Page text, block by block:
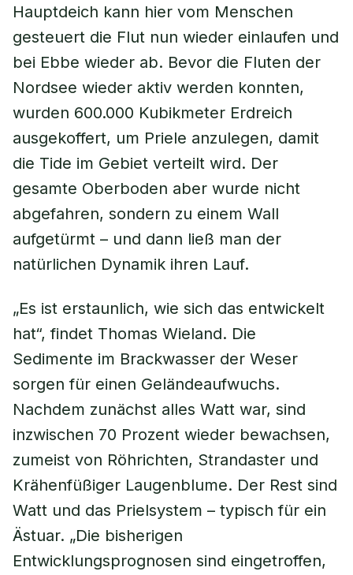
Hauptdeich kann hier vom Menschen
gesteuert die Flut nun wieder einlaufen und
bei Ebbe wieder ab. Bevor die Fluten der
Nordsee wieder aktiv werden konnten,
wurden 600.000 Kubikmeter Erdreich
ausgekoffert, um Priele anzulegen, damit
die Tide im Gebiet verteilt wird. Der
gesamte Oberboden aber wurde nicht
abgefahren, sondern zu einem Wall
aufgetürmt – und dann ließ man der
natürlichen Dynamik ihren Lauf.
„Es ist erstaunlich, wie sich das entwickelt
hat“, findet Thomas Wieland. Die
Sedimente im Brackwasser der Weser
sorgen für einen Geländeaufwuchs.
Nachdem zunächst alles Watt war, sind
inzwischen 70 Prozent wieder bewachsen,
zumeist von Röhrichten, Strandaster und
Krähenfüßiger Laugenblume. Der Rest sind
Watt und das Prielsystem – typisch für ein
Ästuar. „Die bisherigen
Entwicklungsprognosen sind eingetroffen,